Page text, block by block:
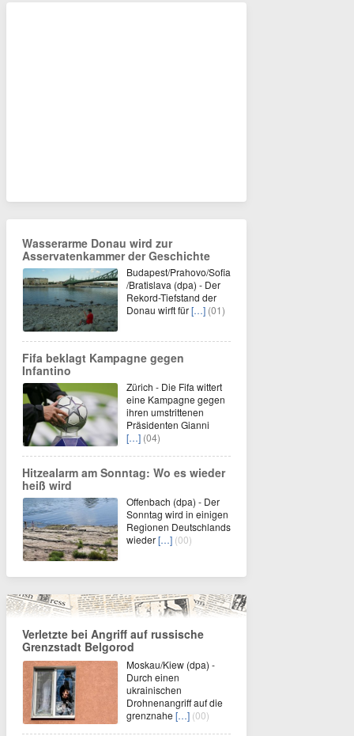
Wasserarme Donau wird zur
Asservatenkammer der Geschichte
Budapest/Prahovo/Sofia
/Bratislava (dpa) - Der
Rekord-Tiefstand der
Donau wirft für[…] (01)
Fifa beklagt Kampagne gegen
Infantino
Zürich - Die Fifa wittert
eine Kampagne gegen
ihren umstrittenen
Präsidenten Gianni
[…] (04)
Hitzealarm am Sonntag: Wo es wieder
heiß wird
Offenbach (dpa) - Der
Sonntag wird in einigen
Regionen Deutschlands
wieder[…] (00)
Verletzte bei Angriff auf russische
Grenzstadt Belgorod
Moskau/Kiew (dpa) -
Durch einen
ukrainischen
Drohnenangriff auf die
grenznahe […] (00)